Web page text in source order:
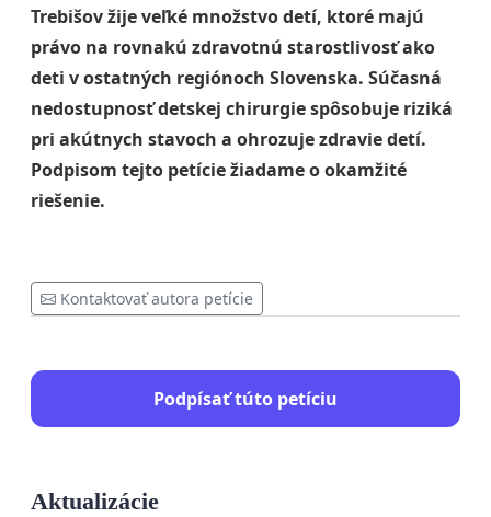
Trebišov žije veľké množstvo detí, ktoré majú
právo na rovnakú zdravotnú starostlivosť ako
deti v ostatných regiónoch Slovenska. Súčasná
nedostupnosť detskej chirurgie spôsobuje riziká
pri akútnych stavoch a ohrozuje zdravie detí.
Podpisom tejto petície žiadame o okamžité
riešenie.
Kontaktovať autora petície
Podpísať túto petíciu
Aktualizácie